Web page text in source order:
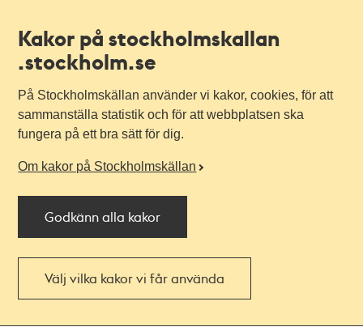
Kakor på stockholmskallan
.stockholm.se
På Stockholmskällan använder vi kakor, cookies, för att
sammanställa statistik och för att webbplatsen ska
fungera på ett bra sätt för dig.
Om kakor på Stockholmskällan
Godkänn alla kakor
Välj vilka kakor vi får använda